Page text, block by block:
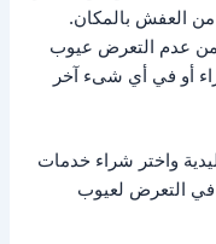
العفش بالمكان.
عدم التعرض عيوب
أو في أي شىء آخر
واختر شراء خدمات
في التعرض لعيوب